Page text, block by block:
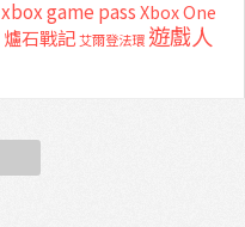
xbox game passXbox One
爐石戰記艾爾登法環 遊戲人